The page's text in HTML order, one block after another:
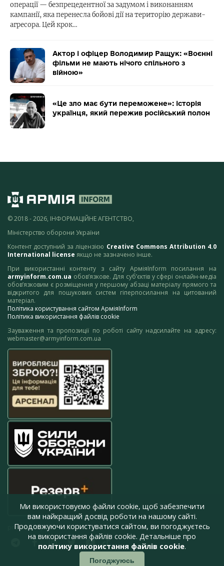
операції — безпрецедентної за задумом і виконанням
кампанії, яка перенесла бойові дії на територію держави-
агресора. Цей крок…
Актор і офіцер Володимир Ращук: «Воєнні
фільми не мають нічого спільного з
війною»
«Це зло має бути переможене»: історія
українця, який пережив російський полон
© 2018 - 2026, ІНФОРМАЦІЙНЕ АГЕНТСТВО,
Міністерство оборони України
Контент доступний за ліцензією Creative Commons Attribution 4.0
International license якщо не зазначено інше.
При використанні контенту з сайту АрміяInform посилання на
armyinform.com.ua обов’язкове. Для суб’єктів у сфері онлайн-медіа
обов’язковим є розміщення у першому абзаці матеріалу прямого та
відкритого для пошукових систем гіперпосилання на цитований
матеріал.
Політика користування сайтом АрміяInform
Політика використання файлів cookie
Зауваження та пропозиції по роботі сайту надсилайте на адресу:
webmaster@armyinform.com.ua
press@armyinform.com.ua
Ми використовуємо файли cookie, щоб забезпечити
вам найкращий досвід роботи на нашому сайті.
Продовжуючи користуватися сайтом, ви погоджуєтесь
на використання файлів cookie. Детальніше про
політику використання файлів cookie.
Погоджуюсь